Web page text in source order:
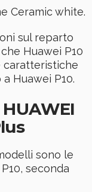
Ceramic white.
sul reparto
Huawei P10
caratteristiche
Huawei P10.
sono le
seconda